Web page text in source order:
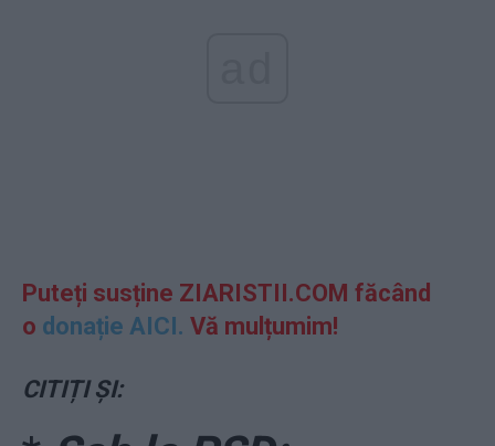
Puteți susține ZIARISTII.COM făcând
o donație AICI. Vă mulțumim!
CITIȚI ȘI: